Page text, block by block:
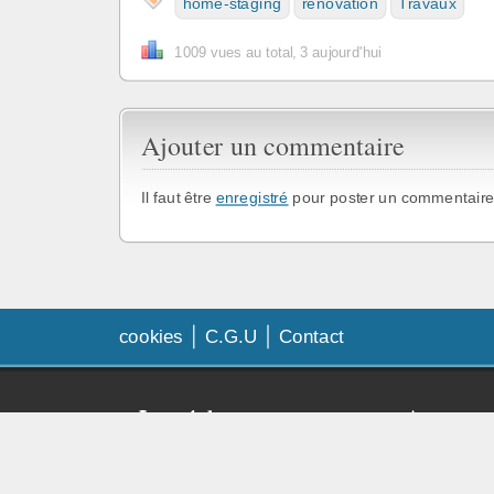
1009 vues au total, 3 aujourd'hui
Ajouter un commentaire
Il faut être enregistré pour poster un
cookies C.G.U Contact
Les échanges